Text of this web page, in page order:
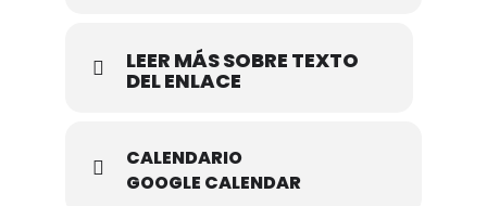
LEER MÁS SOBRE TEXTO
DEL ENLACE
CALENDARIO
GOOGLE CALENDAR